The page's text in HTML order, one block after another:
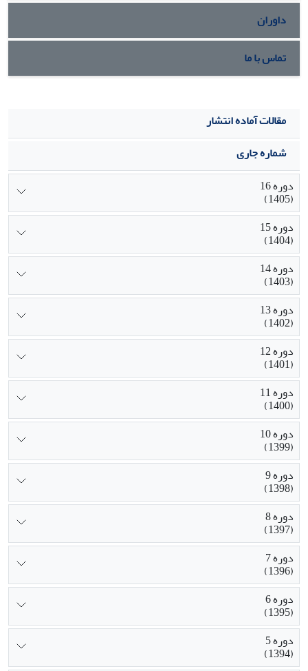
داوران
تماس با ما
مقالات آماده انتشار
شماره جاری
دوره 16
(1405)
دوره 15
(1404)
دوره 14
(1403)
دوره 13
(1402)
دوره 12
(1401)
دوره 11
(1400)
دوره 10
(1399)
دوره 9
(1398)
دوره 8
(1397)
دوره 7
(1396)
دوره 6
(1395)
دوره 5
(1394)